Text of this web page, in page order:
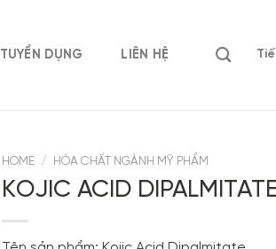
TUYỂN DỤNG LIÊN HỆ
HOME / HÓA CHẤT NGÀNH MỸ PHẨM
KOJIC ACID